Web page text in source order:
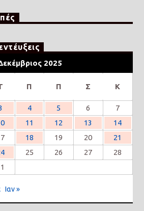
2025
Π Π Σ Κ
4 5 6
7
11 12 13
14
18 19 20
21
25 26 27
28
Ιαν »